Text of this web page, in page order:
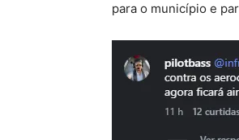
para o município e